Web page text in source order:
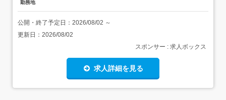
勤務地
公開・終了予定日： 2026/08/02 ～
更新日： 2026/08/02
スポンサー : 求人ボックス
求人詳細を見る